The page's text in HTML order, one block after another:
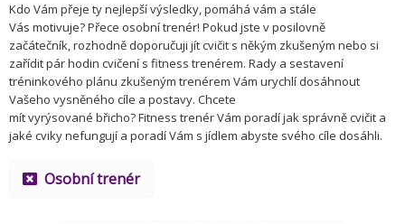
Kdo Vám přeje ty nejlepší výsledky, pomáhá vám a stále
Vás motivuje? Přece osobní trenér! Pokud jste v posilovně
začátečník, rozhodně doporučuji jít cvičit s někým zkušeným nebo si
zařídit pár hodin cvičení s fitness trenérem. Rady a sestavení
tréninkového plánu zkušeným trenérem Vám urychlí dosáhnout
Vašeho vysněného cíle a postavy. Chcete
mít vyrýsované břicho? Fitness trenér Vám poradí jak správně cvičit a
jaké cviky nefungují a poradí Vám s jídlem abyste svého cíle dosáhli.
Osobní trenér